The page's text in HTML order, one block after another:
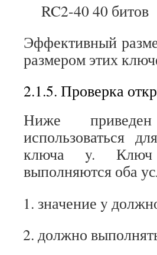
RC2-40 40 битов
Эффективный
размером этих
2.1.5. Проверка
Ниже
использоваться
ключа y. Ключ
выполняются оба
значение y
должно